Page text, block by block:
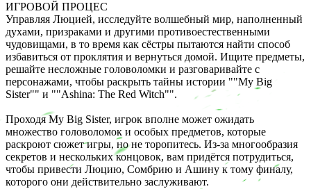
ИГРОВОЙ ПРОЦЕС
Управляя Люцией, исследуйте волшебный мир, наполненный
духами, призраками и другими противоестественными
чудовищами, в то время как сёстры пытаются найти способ
избавиться от проклятия и вернуться домой. Ищите предметы,
решайте несложные головоломки и разговаривайте с
персонажами, чтобы раскрыть тайны истории ""My Big
Sister"" и ""Ashina: The Red Witch"".
Проходя My Big Sister, игрок вполне может ожидать
множество головоломок и особых предметов, которые
раскроют сюжет игры, но не торопитесь. Из-за многообразия
секретов и нескольких концовок, вам придётся потрудиться,
чтобы привести Люцию, Сомбрию и Ашину к тому финалу,
которого они действительно заслуживают.